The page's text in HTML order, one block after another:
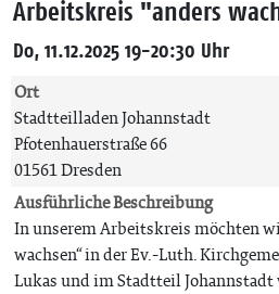
Arbeitskreis "anders
Do, 11.12.2025 19-20:30 Uhr
Ort
Stadtteilladen Johannstadt
Pfotenhauerstraße 66
01561 Dresden
Ausführliche Beschreibung
In unserem Arbeitskreis möchten
wachsen“ in der Ev.-Luth.
Lukas und im Stadtteil